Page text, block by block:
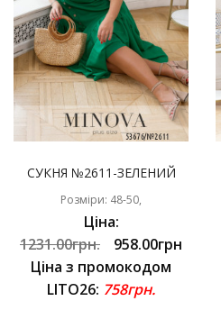
СУКНЯ №2611-ЗЕЛЕНИЙ
Розміри: 48-50,
Ціна:
1231.00грн.
958.00грн
Ціна з промокодом
LITO26: 758грн.